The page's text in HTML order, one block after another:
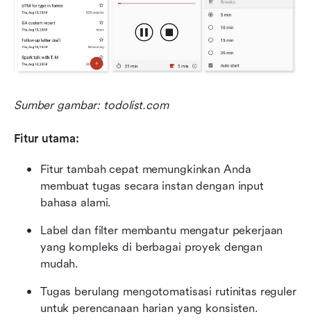
Sumber gambar: todolist.com
Fitur utama:
Fitur tambah cepat memungkinkan Anda
membuat tugas secara instan dengan input
bahasa alami.
Label dan filter membantu mengatur pekerjaan
yang kompleks di berbagai proyek dengan
mudah.
Tugas berulang mengotomatisasi rutinitas reguler
untuk perencanaan harian yang konsisten.